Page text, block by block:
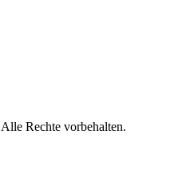
Alle Rechte vorbehalten.